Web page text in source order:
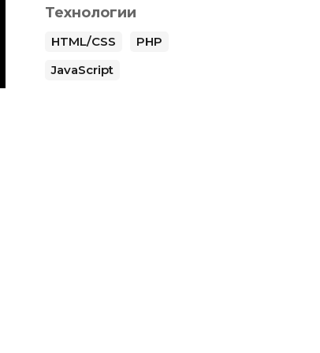
Технологии
HTML/CSS
PHP
JavaScript